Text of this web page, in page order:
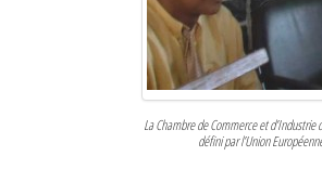
L'actualité du tourisme
La Chambre de Commerce et
défini par l’Union